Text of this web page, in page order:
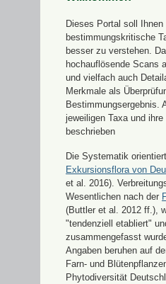
Dieses Portal soll Ihnen
bestimmungskritische
besser zu verstehen.
hochauflösende Scans
und vielfach auch
Merkmale als
Bestimmungsergebnis.
jeweiligen Taxa und
beschrieben
Die Systematik
Exkursionsflora von
et al. 2016).
Wesentlichen nach der
(Buttler et al. 2012 ff.),
"tendenziell etabliert"
zusammengefasst
Angaben beruhen auf
Farn- und
Phytodiversität